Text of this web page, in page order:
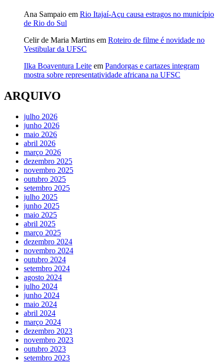
Ana Sampaio em Rio Itajaí-Açu causa estragos no município
de Rio do Sul
Celir de Maria Martins em Roteiro de filme é novidade no
Vestibular da UFSC
Ilka Boaventura Leite em Pandorgas e cartazes integram
mostra sobre representatividade africana na UFSC
ARQUIVO
julho 2026
junho 2026
maio 2026
abril 2026
março 2026
dezembro 2025
novembro 2025
outubro 2025
setembro 2025
julho 2025
junho 2025
maio 2025
abril 2025
março 2025
dezembro 2024
novembro 2024
outubro 2024
setembro 2024
agosto 2024
julho 2024
junho 2024
maio 2024
abril 2024
março 2024
dezembro 2023
novembro 2023
outubro 2023
setembro 2023